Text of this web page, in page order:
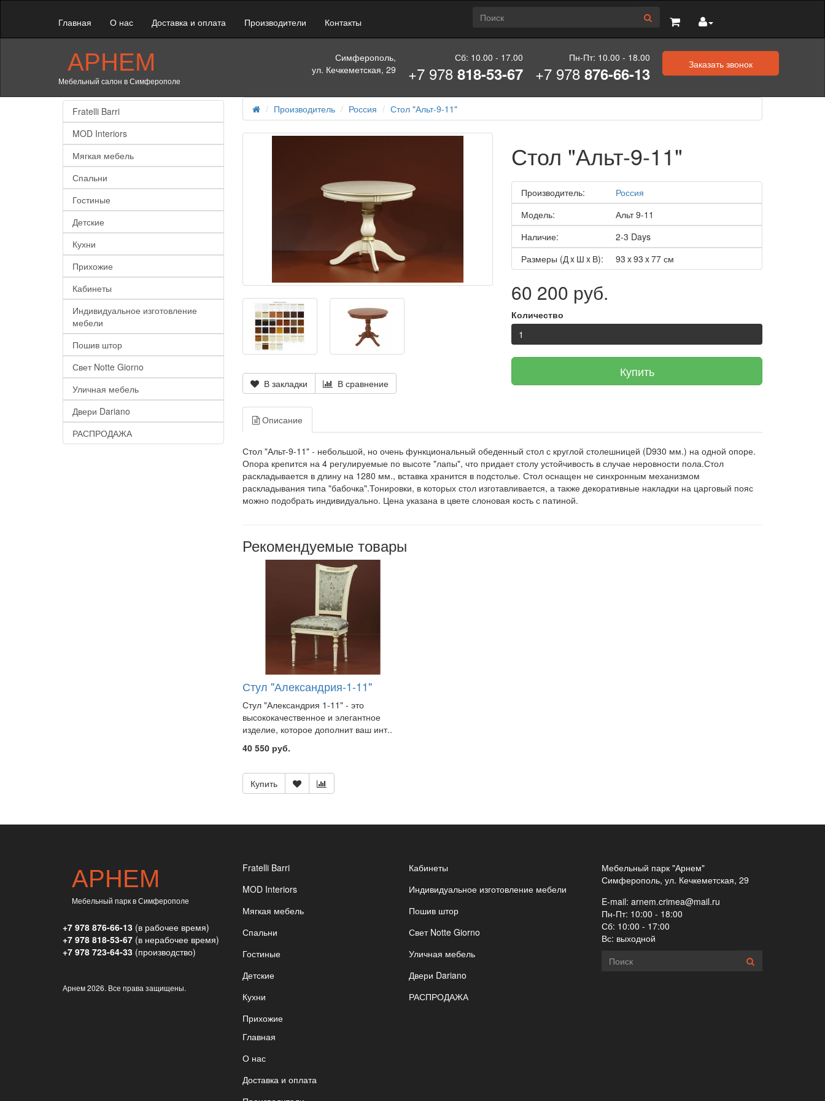
Главная О нас Доставка и оплата Производители Контакты
АРНЕМ
Мебельный салон в Симферополе
Симферополь,
ул. Кечкеметская, 29
Сб: 10.00 - 17.00
+7 978818-53-67
Пн-Пт: 10.00 - 18.00
+7 978876-66-13 Заказать звонок
Fratelli Barri
MOD Interiors
Мягкая мебель
Спальни
Гостиные
Детские
Кухни
Прихожие
Кабинеты
Индивидуальное изготовление
мебели
Пошив штор
Свет Notte Giorno
Уличная мебель
Двери Dariano
РАСПРОДАЖА
Производитель Россия Стол "Альт-9-11"
В закладки В сравнение
Стол "Альт-9-11"
Производитель:
Россия
Модель:
Альт 9-11
Наличие:
2-3 Days
Размеры (Д x Ш x В):
93 x 93 x 77 см
60 200 руб.
Количество
Купить
Описание
Стол "Альт-9-11" - небольшой, но очень функциональный обеденный стол с круглой столешницей (D930 мм.) на одной опоре.
Опора крепится на 4 регулируемые по высоте "лапы", что придает столу устойчивость в случае неровности пола.Стол
раскладывается в длину на 1280 мм., вставка хранится в подстолье. Стол оснащен не синхронным механизмом
раскладывания типа "бабочка".Тонировки, в которых стол изготавливается, а также декоративные накладки на царговый пояс
можно подобрать индивидуально. Цена указана в цвете слоновая кость с патиной.
Рекомендуемые товары
Стул "Александрия-1-11"
Стул "Александрия 1-11" - это
высококачественное и элегантное
изделие, которое дополнит ваш инт..
40 550 руб.
Купить
АРНЕМ
Мебельный парк в Симферополе
+7 978 876-66-13 (в рабочее время)
+7 978 818-53-67 (в нерабочее время)
+7 978 723-64-33 (производство)
Арнем2026. Все права защищены.
Fratelli Barri
MOD Interiors
Мягкая мебель
Спальни
Гостиные
Детские
Кухни
Прихожие
Кабинеты
Индивидуальное изготовление мебели
Пошив штор
Свет Notte Giorno
Уличная мебель
Двери Dariano
РАСПРОДАЖА
Главная
О нас
Доставка и оплата
Мебельный парк "Арнем"
Симферополь, ул. Кечкеметская, 29
E-mail: arnem.crimea@mail.ru
Пн-Пт: 10:00 - 18:00
Сб: 10:00 - 17:00
Вс: выходной